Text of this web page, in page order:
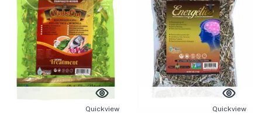
Quickview Quickview